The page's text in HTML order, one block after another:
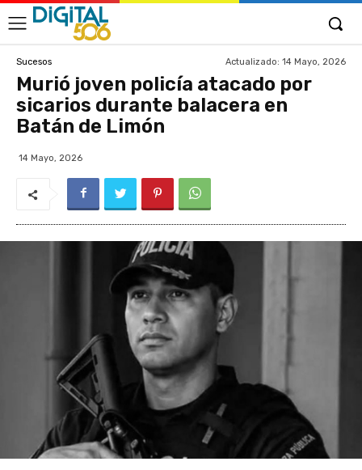
Sucesos Actualizado: 14 Mayo, 2026
Murió joven policía atacado por
sicarios durante balacera en
Batán de Limón
14 Mayo, 2026